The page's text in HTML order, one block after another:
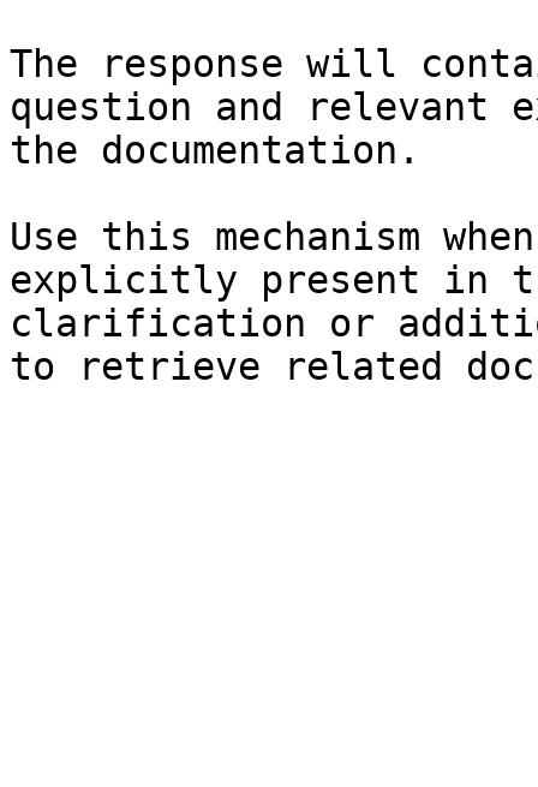
The response will
question and relevant
the documentation.
Use this mechanism
explicitly present in
clarification or